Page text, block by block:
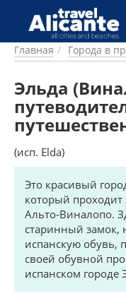
Перейти к основному
ГОРОДА
ПИТАНИЕ
ПРОЖИВАНИЕ
ПЛЯЖИ
КЕМПИНГ
КОМАРКИ
РЕЦЕПТЫ
ПРЕДЛОЖЕНИЯ
СТАТЬИ
УСЛУГИ
Главная Города в
Эльда
(исп. Elda)
Это красивый
который проходит
Альто-Виналопо.
старинный замок,
испанскую обувь,
своей обувной
испанском городе